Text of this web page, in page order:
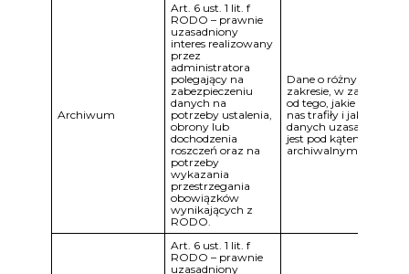
Archiwum
Art. 6 ust. 1 lit. f
RODO – prawnie
uzasadniony
interes realizowany
przez
administratora
polegający na
zabezpieczeniu
danych na
potrzeby ustalenia,
obrony lub
dochodzenia
roszczeń oraz na
potrzeby
wykazania
przestrzegania
obowiązków
wynikających z
RODO.
Dane o różnym
zakresie, w zależności
od tego, jakie dane do
nas trafiły i jaki zakres
danych uzasadniony
jest pod kątem
archiwalnym.
Art. 6 ust. 1 lit. f
RODO – prawnie
uzasadniony